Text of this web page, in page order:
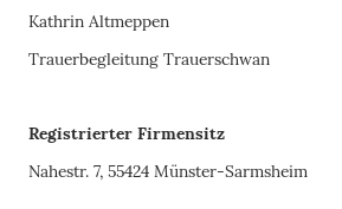
Kathrin Altmeppen
Trauerbegleitung Trauerschwan
Registrierter Firmensitz
Nahestr. 7, 55424 Münster-Sarmsheim